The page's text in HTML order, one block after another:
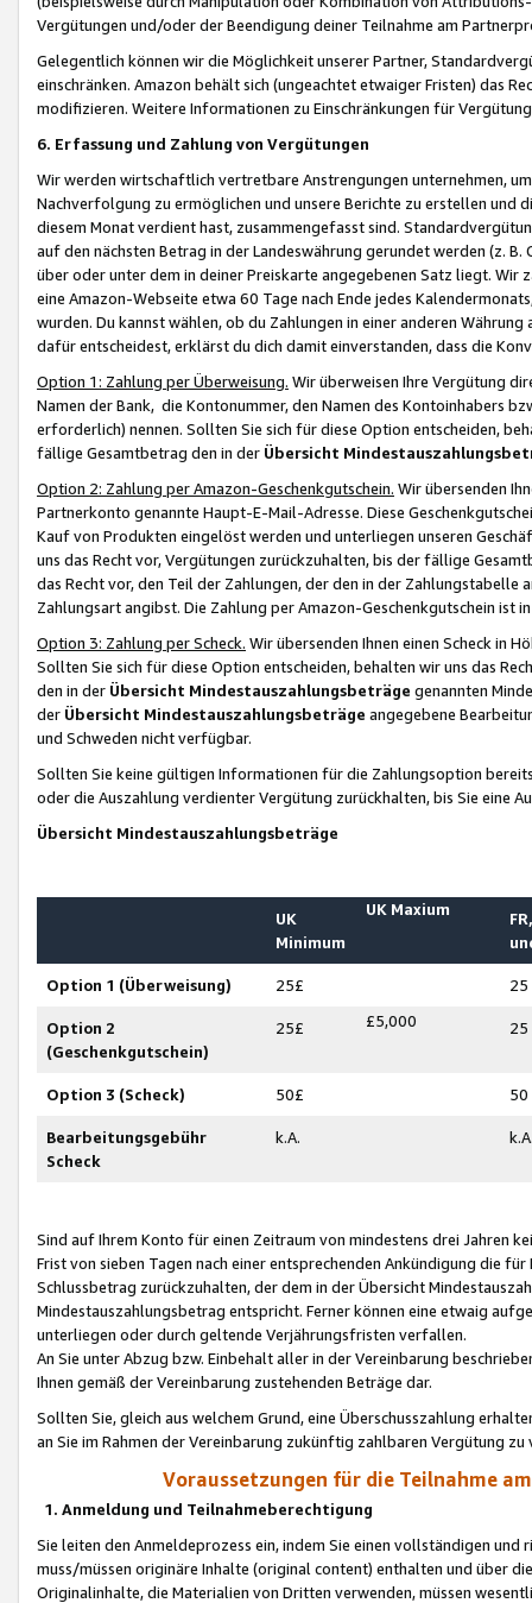
Vergütungen und/oder der Beendigung deiner Teilnahme am
Gelegentlich können wir die Möglichkeit unserer Partner,
einschränken. Amazon behält sich (ungeachtet etwaiger Fristen) das
modifizieren. Weitere Informationen zu Einschränkungen für
6. Erfassung und Zahlung von Vergütungen
Wir werden wirtschaftlich vertretbare Anstrengungen unternehmen,
Nachverfolgung zu ermöglichen und unsere Berichte zu erstellen und
diesem Monat verdient hast, zusammengefasst sind.
auf den nächsten Betrag in der Landeswährung gerundet werden (z.
über oder unter dem in deiner Preiskarte angegebenen Satz liegt.
eine Amazon-Webseite etwa 60 Tage nach Ende jedes
wurden. Du kannst wählen, ob du Zahlungen in einer anderen
dafür entscheidest, erklärst du dich damit einverstanden, dass die
Option 1: Zahlung per Überweisung. Wir überweisen Ihre Vergütung
Namen der Bank, die Kontonummer, den Namen des Kontoinhabers
erforderlich) nennen. Sollten Sie sich für diese Option entscheiden,
fällige Gesamtbetrag den in der Übersicht
Option 2: Zahlung per Amazon-Geschenkgutschein. Wir übersenden
Partnerkonto genannte Haupt-E-Mail-Adresse. Diese
Kauf von Produkten eingelöst werden und unterliegen unseren
uns das Recht vor, Vergütungen zurückzuhalten, bis der fällige
das Recht vor, den Teil der Zahlungen, der den in der
Zahlungsart angibst. Die Zahlung per Amazon-Geschenkgutschein ist
Option 3: Zahlung per Scheck. Wir übersenden Ihnen einen Scheck in
Sollten Sie sich für diese Option entscheiden, behalten wir uns das
den in der Übersicht Mindestauszahlungsbeträge genannten
der Übersicht Mindestauszahlungsbeträge angegebene
und Schweden nicht verfügbar.
Sollten Sie keine gültigen Informationen für die Zahlungsoption
oder die Auszahlung verdienter Vergütung zurückhalten, bis Sie
Übersicht Mindestauszahlungsbeträge
UK
Minimum
UK Maxium
Option 1 (Überweisung) 25£ 25
Option 2
(Geschenkgutschein)
25£ £5,000 25
Option 3 (Scheck) 50£ 50
Bearbeitungsgebühr
Scheck
k.A.
Sind auf Ihrem Konto für einen Zeitraum von mindestens drei Jahren
Frist von sieben Tagen nach einer entsprechenden Ankündigung die
Schlussbetrag zurückzuhalten, der dem in der Übersicht
Mindestauszahlungsbetrag entspricht. Ferner können eine etwaig
unterliegen oder durch geltende Verjährungsfristen verfallen.
An Sie unter Abzug bzw. Einbehalt aller in der Vereinbarung
Ihnen gemäß der Vereinbarung zustehenden Beträge dar.
Sollten Sie, gleich aus welchem Grund, eine Überschusszahlung
an Sie im Rahmen der Vereinbarung zukünftig zahlbaren Vergütung zu
Voraussetzungen für die Teilnahme
1. Anmeldung und Teilnahmeberechtigung
Sie leiten den Anmeldeprozess ein, indem Sie einen vollständigen
muss/müssen originäre Inhalte (original content) enthalten und über
Originalinhalte, die Materialien von Dritten verwenden, müssen